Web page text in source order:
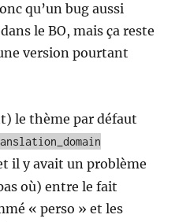
qu’un bug aussi
le BO, mais ça reste
version pourtant
le thème par défaut
il y avait un problème
où) entre le fait
« perso » et les